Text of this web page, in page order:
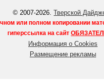
© 2007-2026.Тверской
или полном копировании
гиперссылка на сайт
Информация о Cookies
Размещение рекламы